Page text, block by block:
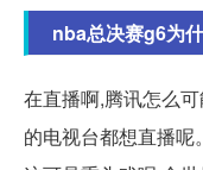
nba总决赛g6为
在直播啊,腾讯怎么
的电视台都想直播呢